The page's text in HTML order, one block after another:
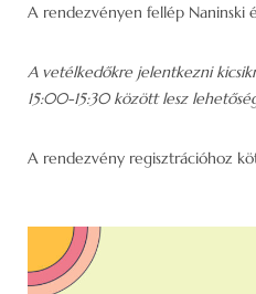
A rendezvényen fellép Naninski
A vetélkedőkre jelentkezni
15:00-15:30 között lesz
A rendezvény regisztrációhoz